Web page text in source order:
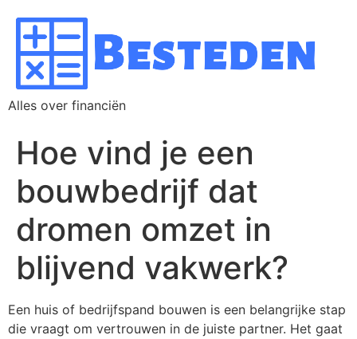
Alles over financiën
Hoe vind je een
bouwbedrijf dat
dromen omzet in
blijvend vakwerk?
Een huis of bedrijfspand bouwen is een belangrijke stap
die vraagt om vertrouwen in de juiste partner. Het gaat